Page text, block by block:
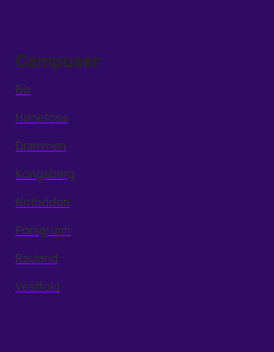
Campuser
Bø
Hønefoss
Drammen
Kongsberg
Notodden
Porsgrunn
Rauland
Vestfold